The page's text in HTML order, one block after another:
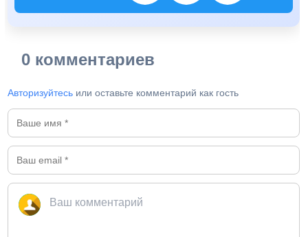
0 комментариев
Авторизуйтесь или оставьте комментарий как гость